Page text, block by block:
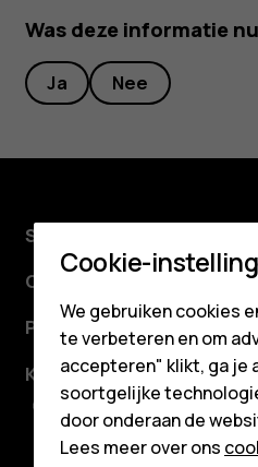
Tablets
Shop
Was deze informatie
Ja Nee
Shop
Over ons
Planet and people
Klantenservice
FacebookInstagram
Tiktok
Cookie-
We gebruiken cookies
te verbeteren en om
accepteren" klikt, ga je
soortgelijke
door onderaan de
Lees meer over ons